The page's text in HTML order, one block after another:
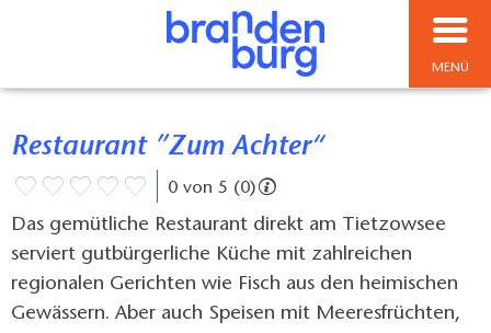
MENÜ
Restaurant ”Zum Achter“
0 von 5 (0)
Das gemütliche Restaurant direkt am Tietzowsee
serviert gutbürgerliche Küche mit zahlreichen
regionalen Gerichten wie Fisch aus den heimischen
Gewässern. Aber auch Speisen mit Meeresfrüchten,